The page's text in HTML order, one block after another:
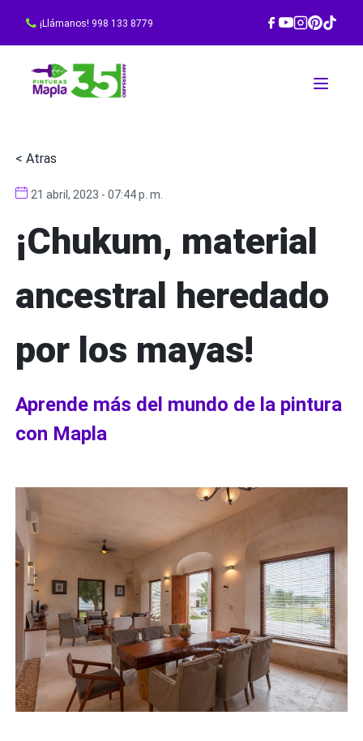
¡Llámanos! 998 133 8779
< Atras
21 abril, 2023 - 07:44 p. m.
¡Chukum, material
ancestral heredado
por los mayas!
Aprende más del mundo de la pintura
con Mapla